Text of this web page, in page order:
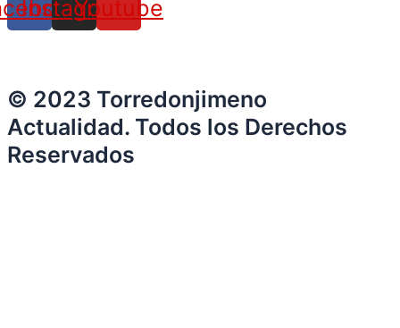
Instagram
Youtube
© 2023 Torredonjimeno
Actualidad. Todos los Derechos
Reservados